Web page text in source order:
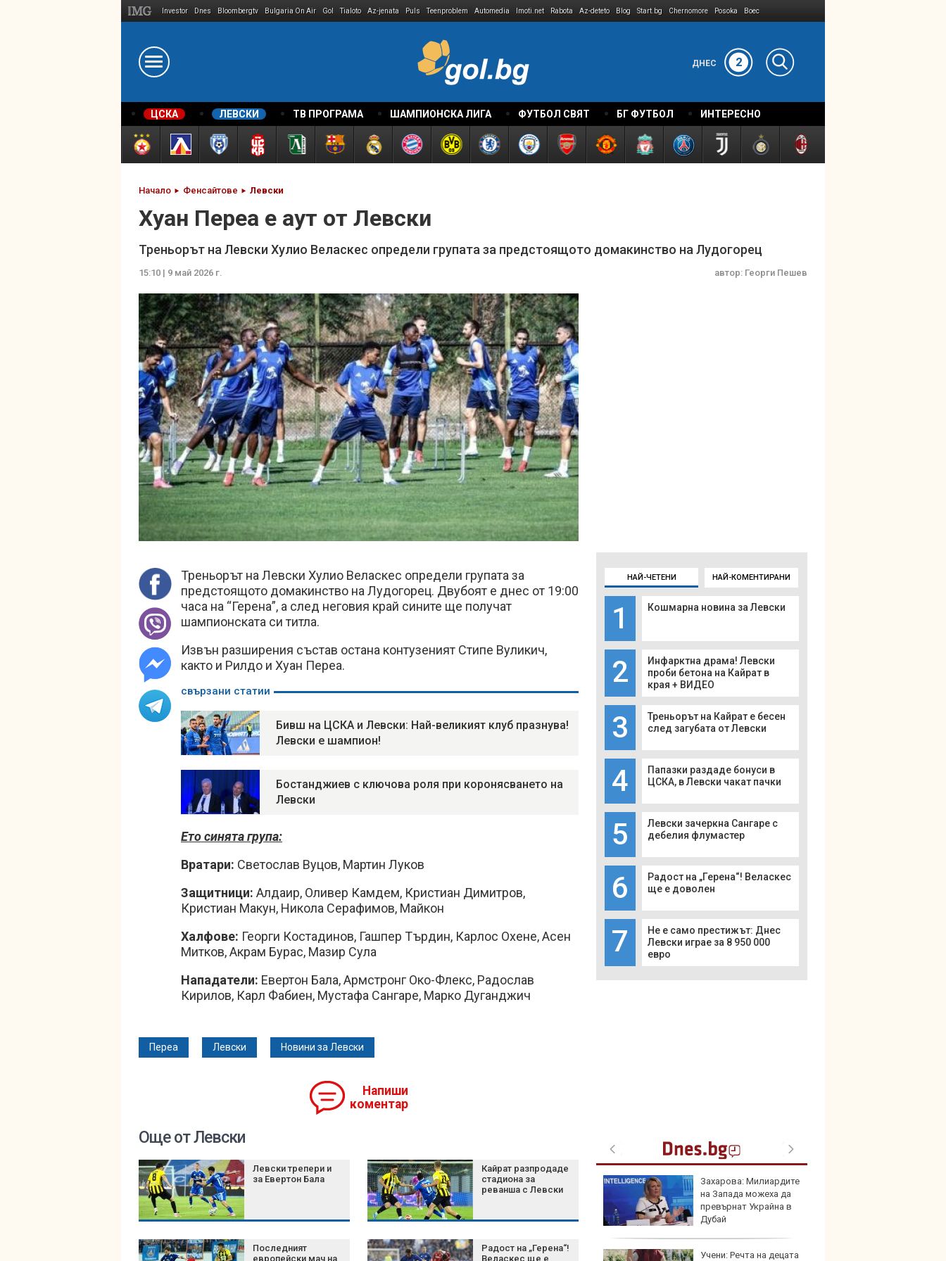
Investor Dnes Bloombergtv Bulgaria On Air Gol Tialoto Az-jenata Puls Teenproblem Automedia Imoti.net Rabota Az-deteto Blog Start.bg Chernomore Posoka Boec
ДНЕС 2
ЦСКА ЛЕВСКИ ТВ ПРОГРАМА ШАМПИОНСКА ЛИГА ФУТБОЛ СВЯТ БГ ФУТБОЛ ИНТЕРЕСНО
Начало Фенсайтове Левски
Хуан Переа е аут от Левски
Треньорът на Левски Хулио Веласкес определи групата за предстоящото домакинство на Лудогорец
15:10 | 9 май 2026 г. автор: Георги Пешев
Треньорът на Левски Хулио Веласкес определи групата за
предстоящото домакинство на Лудогорец. Двубоят е днес от 19:00
часа на “Герена”, а след неговия край сините ще получат
шампионската си титла.
Извън разширения състав остана контузеният Стипе Вуликич,
както и Рилдо и Хуан Переа.
свързани статии
Бивш на ЦСКА и Левски: Най-великият клуб празнува!
Левски е шампион!
Бостанджиев с ключова роля при коронясването на
Левски
Ето синята група:
Вратари: Светослав Вуцов, Мартин Луков
Защитници: Алдаир, Оливер Камдем, Кристиан Димитров,
Кристиан Макун, Никола Серафимов, Майкон
Халфове: Георги Костадинов, Гашпер Търдин, Карлос Охене, Асен
Митков, Акрам Бурас, Мазир Сула
Нападатели: Евертон Бала, Армстронг Око-Флекс, Радослав
Кирилов, Карл Фабиен, Мустафа Сангаре, Марко Дуганджич
Переа Левски Новини за Левски
Напиши
коментар
НАЙ-ЧЕТЕНИ НАЙ-КОМЕНТИРАНИ
1 Кошмарна новина за Левски
2
Инфарктна драма! Левски
проби бетона на Кайрат в
края + ВИДЕО
3
Треньорът на Кайрат е бесен
след загубата от Левски
4
Папазки раздаде бонуси в
ЦСКА, в Левски чакат пачки
5
Левски зачеркна Сангаре с
дебелия флумастер
6
Радост на „Герена“! Веласкес
ще е доволен
7
Не е само престижът: Днес
Левски играе за 8 950 000
евро
Още от Левски
Левски трепери и
за Евертон Бала
Кайрат разпродаде
стадиона за
реванша с Левски
Последният
европейски мач на
Радост на „Герена“!
Веласкес ще е
Рецепта за пухкави
италиански бухти с
Сметище в Пловдив:
Захарова: Милиардите
на Запада можеха да
превърнат Украйна в
Дубай
Учени: Речта на децата